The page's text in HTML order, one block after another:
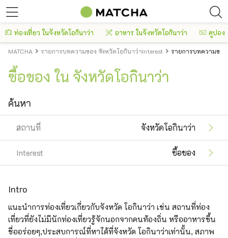
ท่องเที่ยว ในจังหวัดโอกินาว่า อาหาร ในจังหวัดโอกินาว่า คูปอง
MATCHA รายการบทความของ จังหวัดโอกินาว่าInterest รายการบทความขอ
ซื้อของ ใน จังหวัดโอกินาว่า
ค้นหา
สถานที่ จังหวัดโอกินาว่า
Interest ซื้อของ
Intro
แนะนำการท่องเที่ยวเกี่ยวกับจังหวัด โอกินาว่า เช่น สถานที่ท่อง
เที่ยวที่ยังไม่มีนักท่องเที่ยวรู้จักนอกจากคนท้องถิ่น หรืออาหารขึ้น
ชื่ออร่อยๆ,ประสบการณ์ที่หาได้ที่จังหวัด โอกินาว่าเท่านั้น, สภาพ